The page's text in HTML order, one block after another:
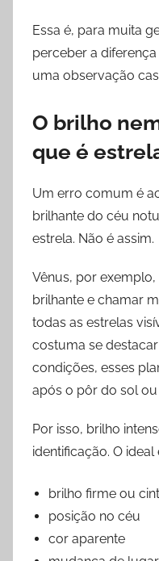
Essa é, para muita
perceber a
uma observação
O brilho
que é
Um erro comum é
brilhante do céu
estrela. Não é assim.
Vênus, por
brilhante e chamar
todas as estrelas
costuma se
condições, esses
após o pôr do sol ou
Por isso, brilho
identificação. O
brilho firme ou
posição no céu
cor aparente